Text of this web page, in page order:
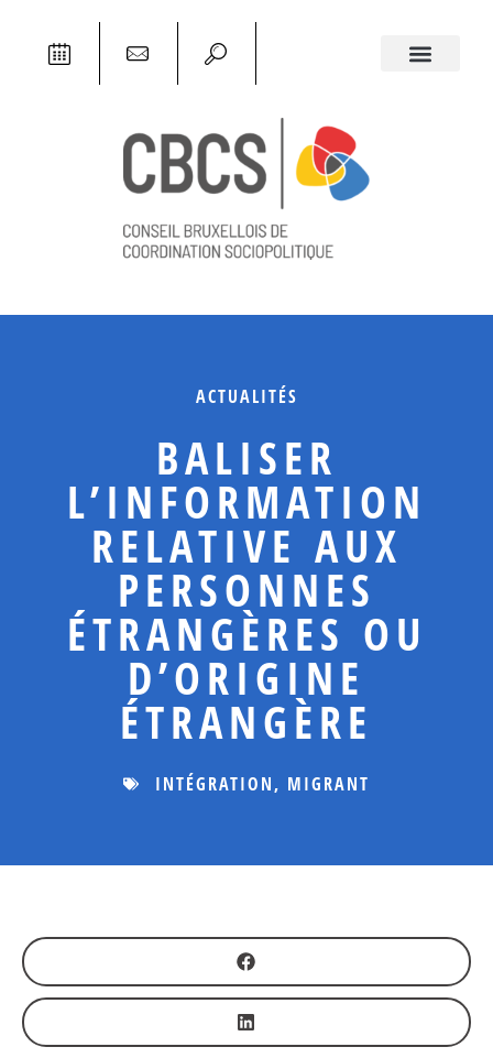
ACTUALITÉS
BALISER
L’INFORMATION
RELATIVE AUX
PERSONNES
ÉTRANGÈRES OU
D’ORIGINE
ÉTRANGÈRE
INTÉGRATION, MIGRANT